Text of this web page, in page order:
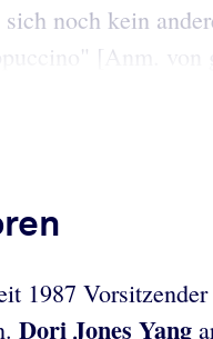
noch kein
[Anm. von
1987
Dori Jones Yang